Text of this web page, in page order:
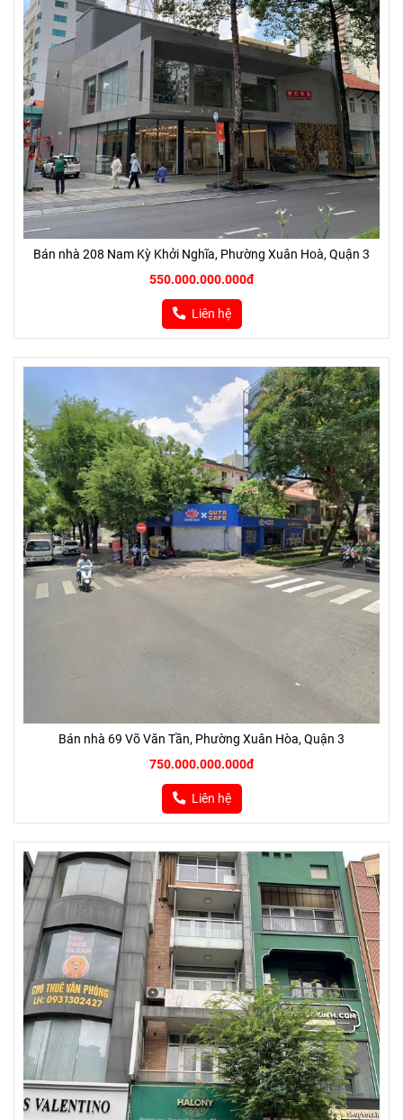
Bán nhà 208 Nam Kỳ Khởi Nghĩa, Phường Xuân Hoà, Quận 3
550.000.000.000đ
Liên hệ
Bán nhà 69 Võ Văn Tần, Phường Xuân Hòa, Quận 3
750.000.000.000đ
Liên hệ